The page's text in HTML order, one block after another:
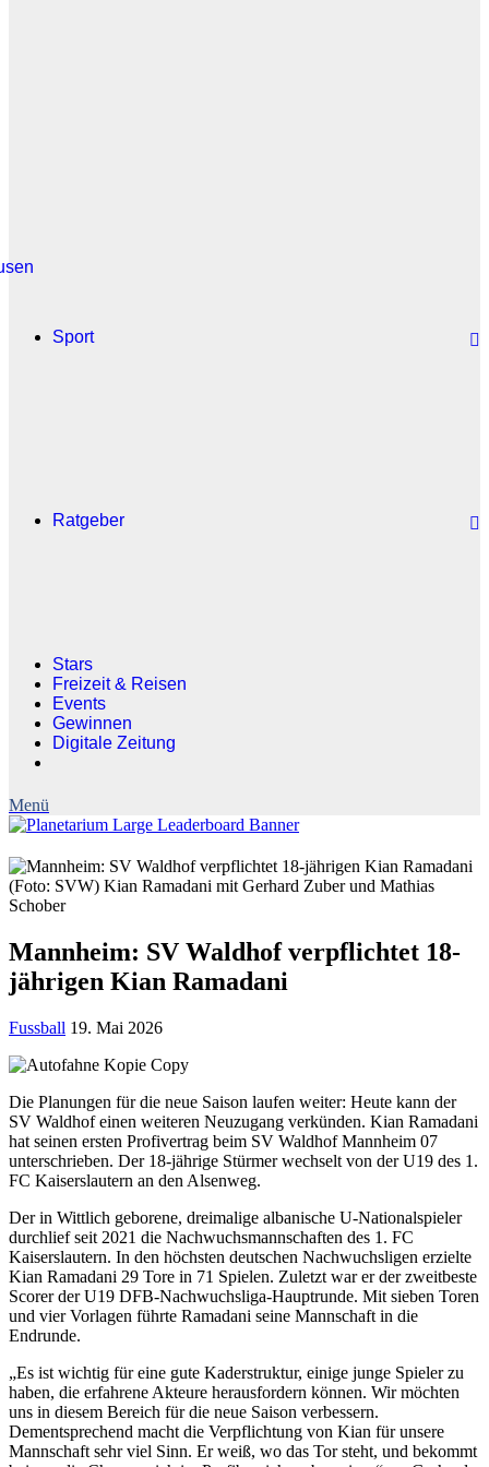
Sport
Ratgeber
Stars
Freizeit & Reisen
Events
Gewinnen
Digitale Zeitung
(Foto: SVW) Kian Ramadani mit Gerhard Zuber und Mathias
Schober
Mannheim: SV Waldhof verpflichtet 18-
jährigen Kian Ramadani
Fussball 19. Mai 2026
Die Planungen für die neue Saison laufen weiter: Heute kann der
SV Waldhof einen weiteren Neuzugang verkünden. Kian Ramadani
hat seinen ersten Profivertrag beim SV Waldhof Mannheim 07
unterschrieben. Der 18-jährige Stürmer wechselt von der U19 des 1.
FC Kaiserslautern an den Alsenweg.
Der in Wittlich geborene, dreimalige albanische U-Nationalspieler
durchlief seit 2021 die Nachwuchsmannschaften des 1. FC
Kaiserslautern. In den höchsten deutschen Nachwuchsligen erzielte
Kian Ramadani 29 Tore in 71 Spielen. Zuletzt war er der zweitbeste
Scorer der U19 DFB-Nachwuchsliga-Hauptrunde. Mit sieben Toren
und vier Vorlagen führte Ramadani seine Mannschaft in die
Endrunde.
„Es ist wichtig für eine gute Kaderstruktur, einige junge Spieler zu
haben, die erfahrene Akteure herausfordern können. Wir möchten
uns in diesem Bereich für die neue Saison verbessern.
Dementsprechend macht die Verpflichtung von Kian für unsere
Mannschaft sehr viel Sinn. Er weiß, wo das Tor steht, und bekommt